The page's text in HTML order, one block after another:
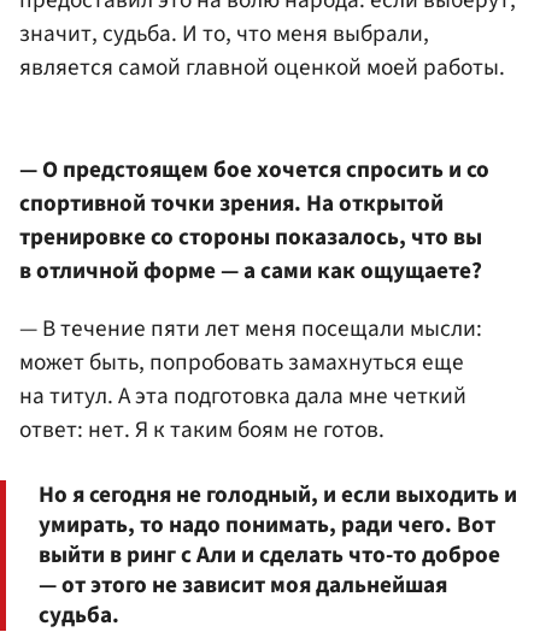
значит, судьба. И то, что меня выбрали,
является самой главной оценкой моей работы.
— О предстоящем бое хочется спросить и со
спортивной точки зрения. На открытой
тренировке со стороны показалось, что вы
в отличной форме — а сами как ощущаете?
— В течение пяти лет меня посещали мысли:
может быть, попробовать замахнуться еще
на титул. А эта подготовка дала мне четкий
ответ: нет. Я к таким боям не готов.
Но я сегодня не голодный, и если выходить и
умирать, то надо понимать, ради чего. Вот
выйти в ринг с Али и сделать что-то доброе
— от этого не зависит моя дальнейшая
судьба.